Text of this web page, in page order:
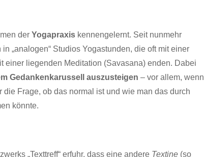
derYogapraxis kennengelernt. Seit nunmehr
in „analogen“ Studios Yogastunden, die oft mit einer
einer liegenden Meditation (Savasana) enden. Dabei
Gedankenkarussell auszusteigen – vor allem, wenn
Frage, ob das normal ist und wie man das durch
könnte.
„Texttreff“ erfuhr, dass eine andere Textine (so